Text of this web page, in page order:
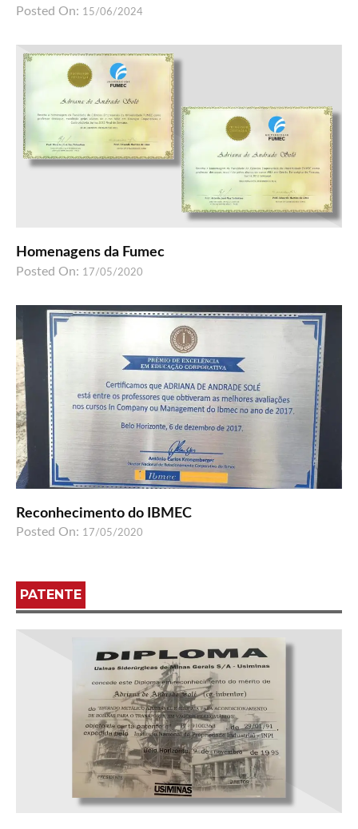
Posted On: 15/06/2024
Homenagens da Fumec
Posted On: 17/05/2020
Reconhecimento do IBMEC
Posted On: 17/05/2020
PATENTE